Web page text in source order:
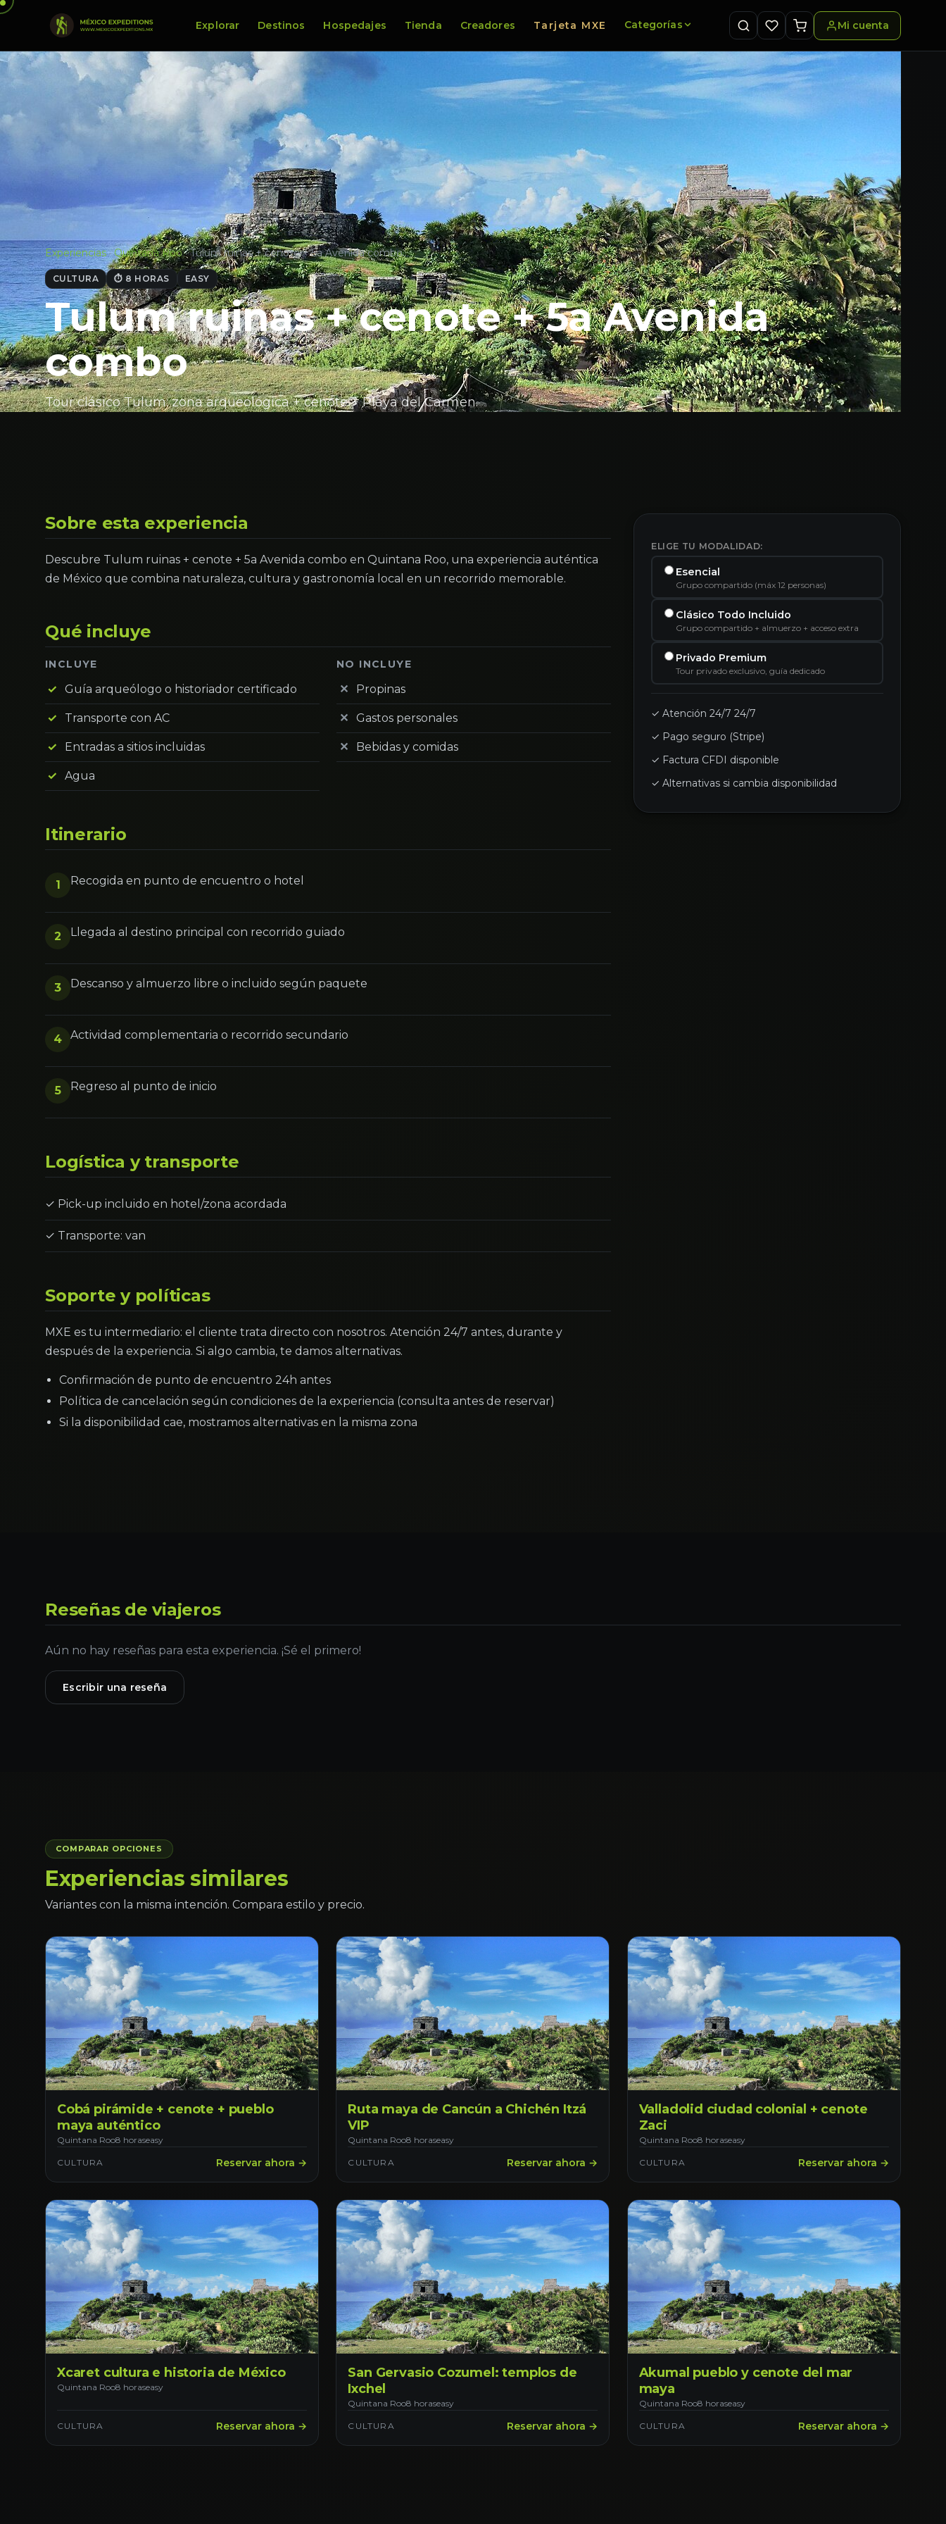
Explorar Destinos Hospedajes Tienda Creadores Tarjeta MXE Categorías Mi cuenta
Experiencias · Quintana Roo · Tulum ruinas + cenote + 5a Avenida combo…
CULTURA ⏱ 8 HORAS EASY
Tulum ruinas + cenote + 5a Avenida
combo
Tour clásico Tulum: zona arqueológica + cenote + Playa del Carmen.
Sobre esta experiencia
Descubre Tulum ruinas + cenote + 5a Avenida combo en Quintana Roo, una experiencia auténtica
de México que combina naturaleza, cultura y gastronomía local en un recorrido memorable.
Qué incluye
INCLUYE
Guía arqueólogo o historiador certificado
Transporte con AC
Entradas a sitios incluidas
Agua
NO INCLUYE
Propinas
Gastos personales
Bebidas y comidas
Itinerario
1 Recogida en punto de encuentro o hotel
2 Llegada al destino principal con recorrido guiado
3 Descanso y almuerzo libre o incluido según paquete
4 Actividad complementaria o recorrido secundario
5 Regreso al punto de inicio
Logística y transporte
✓ Pick-up incluido en hotel/zona acordada
✓ Transporte: van
Soporte y políticas
MXE es tu intermediario: el cliente trata directo con nosotros. Atención 24/7 antes, durante y
después de la experiencia. Si algo cambia, te damos alternativas.
Confirmación de punto de encuentro 24h antes
Política de cancelación según condiciones de la experiencia (consulta antes de reservar)
Si la disponibilidad cae, mostramos alternativas en la misma zona
ELIGE TU MODALIDAD:
Esencial
Grupo compartido (máx 12 personas)
Clásico Todo Incluido
Grupo compartido + almuerzo + acceso extra
Privado Premium
Tour privado exclusivo, guía dedicado
✓ Atención 24/7 24/7
✓ Pago seguro (Stripe)
✓ Factura CFDI disponible
✓ Alternativas si cambia disponibilidad
Reseñas de viajeros
Aún no hay reseñas para esta experiencia. ¡Sé el primero!
Escribir una reseña
COMPARAR OPCIONES
Experiencias similares
Variantes con la misma intención. Compara estilo y precio.
Cobá pirámide + cenote + pueblo
maya auténtico
Quintana Roo8 horaseasy
CULTURA Reservar ahora →
Ruta maya de Cancún a Chichén Itzá
VIP
Quintana Roo8 horaseasy
CULTURA Reservar ahora →
Valladolid ciudad colonial + cenote
Zaci
Quintana Roo8 horaseasy
CULTURA Reservar ahora →
Xcaret cultura e historia de México
Quintana Roo8 horaseasy
CULTURA Reservar ahora →
San Gervasio Cozumel: templos de
Ixchel
Quintana Roo8 horaseasy
CULTURA Reservar ahora →
Akumal pueblo y cenote del mar
maya
Quintana Roo8 horaseasy
CULTURA Reservar ahora →